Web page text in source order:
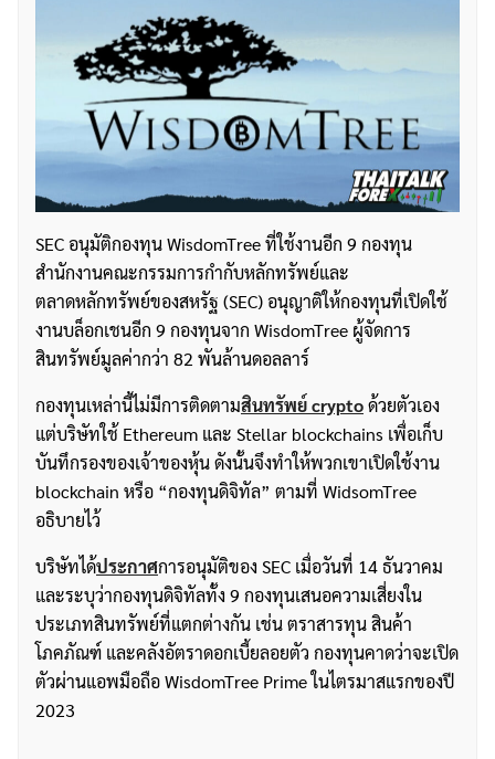
SEC อนุมัติกองทุน WisdomTree ที่ใช้งานอีก 9 กองทุน
สำนักงานคณะกรรมการกำกับหลักทรัพย์และ
ตลาดหลักทรัพย์ของสหรัฐ (SEC) อนุญาติให้กองทุนที่เปิดใช้
งานบล็อกเชนอีก 9 กองทุนจาก WisdomTree ผู้จัดการ
สินทรัพย์มูลค่ากว่า 82 พันล้านดอลลาร์
กองทุนเหล่านี้ไม่มีการติดตามสินทรัพย์ cryptoด้วยตัวเอง
แต่บริษัทใช้ Ethereum และ Stellar blockchains เพื่อเก็บ
บันทึกรองของเจ้าของหุ้น ดังนั้นจึงทำให้พวกเขาเปิดใช้งาน
blockchain หรือ “กองทุนดิจิทัล” ตามที่ WidsomTree
อธิบายไว้
บริษัทได้ประกาศการอนุมัติของ SEC เมื่อวันที่ 14 ธันวาคม
และระบุว่ากองทุนดิจิทัลทั้ง 9 กองทุนเสนอความเสี่ยงใน
ประเภทสินทรัพย์ที่แตกต่างกัน เช่น ตราสารทุน สินค้า
โภคภัณฑ์ และคลังอัตราดอกเบี้ยลอยตัว กองทุนคาดว่าจะเปิด
ตัวผ่านแอพมือถือ WisdomTree Prime ในไตรมาสแรกของปี
2023